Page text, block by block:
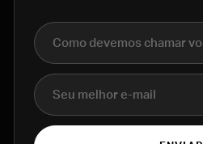
Nome completo
E-mail